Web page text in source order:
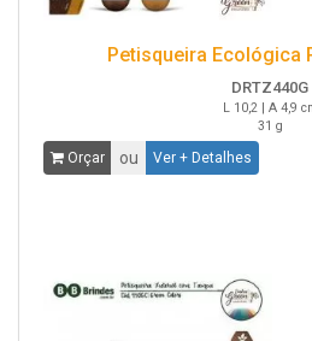
Petisqueira Ecológica
DRTZ440G
L 10,2 | A 4,9
31 g
Orçar ou Ver + Detalhes